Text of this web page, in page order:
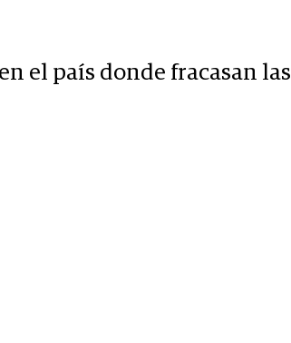
el país donde fracasan las